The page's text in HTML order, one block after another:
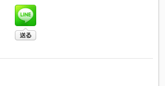
マ
ガ
一
覧
は